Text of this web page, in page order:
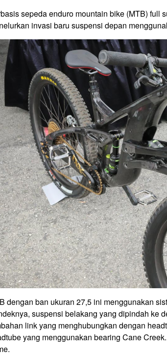
sepeda enduro mountain bike (MTB) full
invasi baru suspensi depan
dengan ban ukuran 27,5 ini menggunakan
suspensi belakang yang dipindah ke
link yang menghubungkan dengan
yang menggunakan bearing Cane